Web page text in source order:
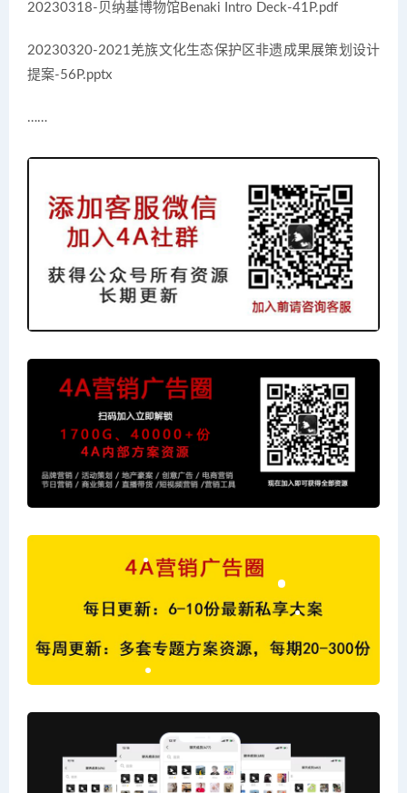
20230318-贝纳基博物馆Benaki Intro Deck-41P.pdf
20230320-2021羌族文化生态保护区非遗成果展策划设计
提案-56P.pptx
……